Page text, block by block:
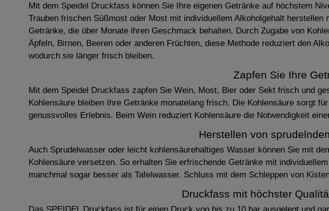
Mit dem Speidel Druckfass können Sie Ihre eigenen Getränke auf höchstem
Trauben frischen Süßmost oder Most mit individuellem Alkoholgehalt
Getränke, die über Monate ihren Geschmack behalten. Durch Zugabe von
Äpfeln, Birnen, Beeren oder anderen Früchten, diese Methode reduziert den
wodurch sie länger frisch bleiben.
Zapfen Sie Ihre
Mit dem Speidel Druckfass zapfen Sie Wein, Most, Bier oder Sekt frisch und
Kohlensäure bleiben Ihre Getränke monatelang frisch. Die Kohlensäure sorgt
genussvolles Erlebnis. Beim Wein reduziert Kohlensäure die Notwendigkeit
Herstellen von
Auch Sprudelwasser oder leicht kohlensäurehaltiges Wasser können Sie mit
Kohlensäure versetzen. So erhalten Sie erfrischende Getränke mit
manchmal sogar besser als Tafelwasser. Schluss mit dem Schleppen von
Druckfass mit höchster
Das SPEIDEL Druckfass ist für einen Druck von bis zu 10 bar ausgelegt und